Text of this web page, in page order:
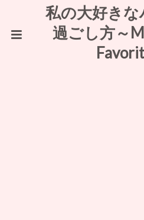
私の大好き
過ごし方～